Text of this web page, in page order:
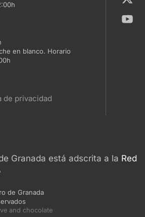
en blanco. Horario
de privacidad
Granada está adscrita a la Red
de Granada
and chocolate